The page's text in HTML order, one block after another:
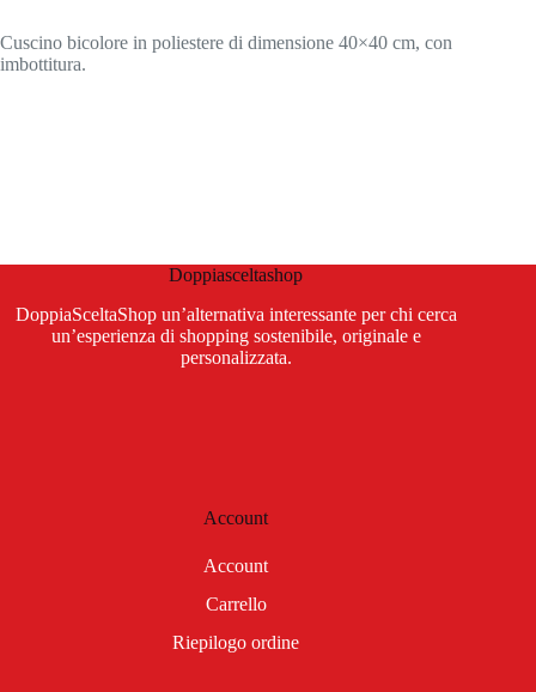
Cuscino bicolore in poliestere di dimensione 40×40 cm, con
imbottitura.
Doppiasceltashop
DoppiaSceltaShop un’alternativa interessante per chi cerca
un’esperienza di shopping sostenibile, originale e
personalizzata.
Account
Account
Carrello
Riepilogo ordine